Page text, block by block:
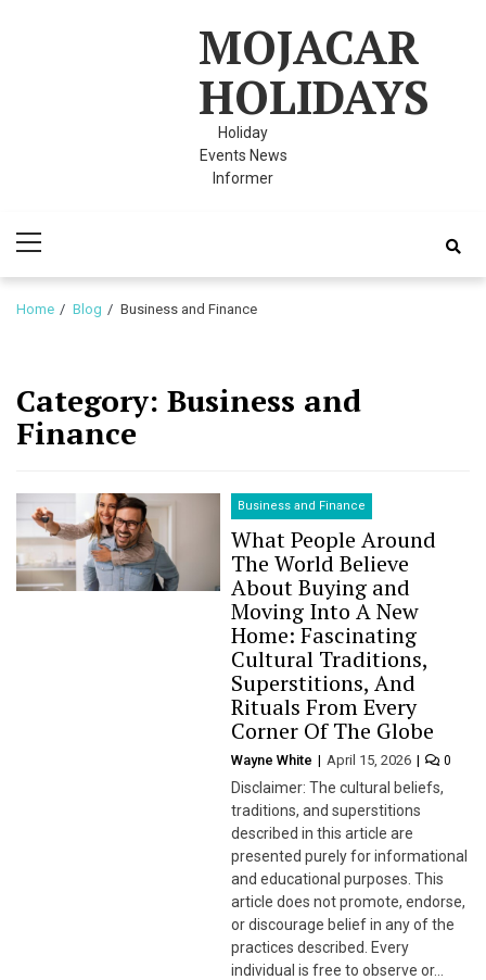
MOJACAR
HOLIDAYS
Holiday
Events News
Informer
Menu
Home Blog Business and Finance
Category: Business and
Finance
Business and Finance
What People Around
The World Believe
About Buying and
Moving Into A New
Home: Fascinating
Cultural Traditions,
Superstitions, And
Rituals From Every
Corner Of The Globe
Wayne White April 15, 2026 0
Disclaimer: The cultural beliefs,
traditions, and superstitions
described in this article are
presented purely for informational
and educational purposes. This
article does not promote, endorse,
or discourage belief in any of the
practices described. Every
individual is free to observe or…